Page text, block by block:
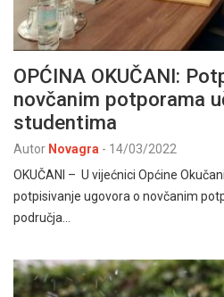
OPĆINA OKUČANI:
novčanim potporama
studentima
Autor Novagra - 14/03/2022
OKUČANI – U vijećnici Općine
potpisivanje ugovora o novčanim
područja…